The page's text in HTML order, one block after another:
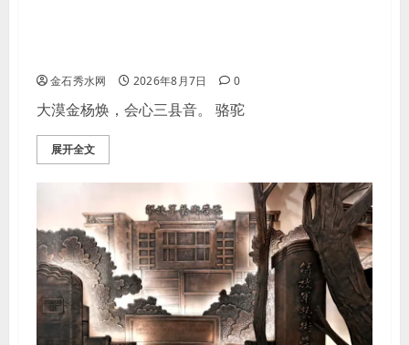
金石秀水网 2026年8月7日 0
大漠金杨焕，会心三县音。 骆驼
展开全文